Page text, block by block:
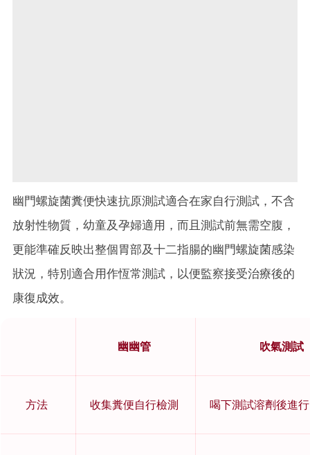
幽門螺旋菌糞便快速抗原測試適合在家自行測試，不含
放射性物質，幼童及孕婦適用，而且測試前無需空腹，
更能準確反映出整個胃部及十二指腸的幽門螺旋菌感染
狀況，特別適合用作恆常測試，以便監察接受治療後的
康復成效。
幽幽管 吹氣測試
方法 收集糞便自行檢測 喝下測試溶劑後進